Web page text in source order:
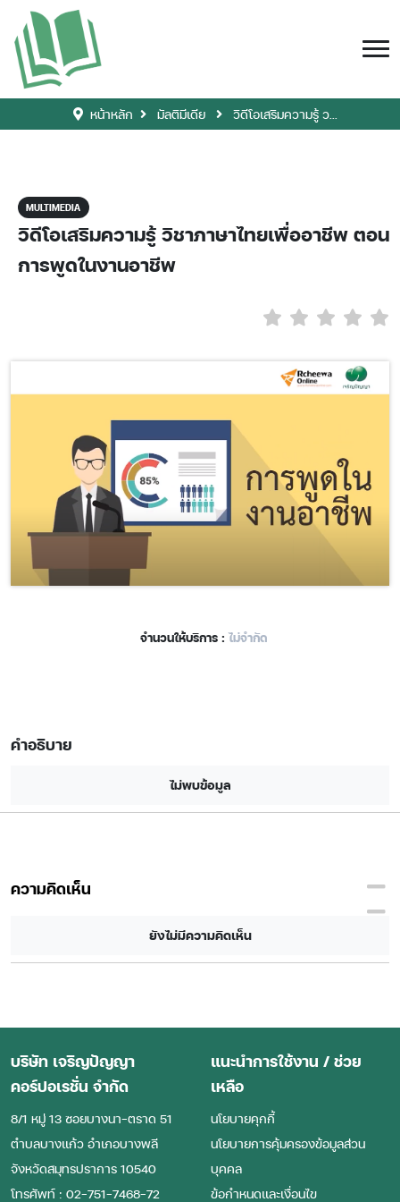
หน้าหลัก มัลติมีเดีย วิดีโอเสริมความรู้ ว...
MULTIMEDIA
วิดีโอเสริมความรู้ วิชาภาษาไทยเพื่ออาชีพ ตอน
การพูดในงานอาชีพ
จำนวนให้บริการ : ไม่จำกัด
คำอธิบาย
ไม่พบข้อมูล
ความคิดเห็น
ยังไม่มีความคิดเห็น
บริษัท เจริญปัญญา
คอร์ปอเรชั่น จำกัด
8/1 หมู่ 13 ซอยบางนา-ตราด 51
ตําบลบางแก้ว อําเภอบางพลี
จังหวัดสมุทรปราการ 10540
โทรศัพท์ : 02-751-7468-72
แนะนำการใช้งาน / ช่วย
เหลือ
นโยบายคุกกี้
นโยบายการคุ้มครองข้อมูลส่วน
บุคคล
ข้อกำหนดและเงื่อนไข